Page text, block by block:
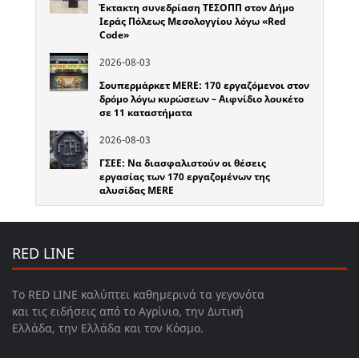
Έκτακτη συνεδρίαση ΤΕΣΟΠΠ στον Δήμο
Ιεράς Πόλεως Μεσολογγίου λόγω «Red
Code»
2026-08-03
Σουπερμάρκετ MERE: 170 εργαζόμενοι στον
δρόμο λόγω κυρώσεων – Αιφνίδιο λουκέτο
σε 11 καταστήματα
2026-08-03
ΓΣΕΕ: Να διασφαλιστούν οι θέσεις
εργασίας των 170 εργαζομένων της
αλυσίδας MERE
RED LINE
Το RED LINE καλύπτει καθημερινά τα γεγονότα
και τις ειδήσεις από το Αγρίνιο, την Δυτική
Ελλάδα, την Ελλάδα και τον Κόσμο.